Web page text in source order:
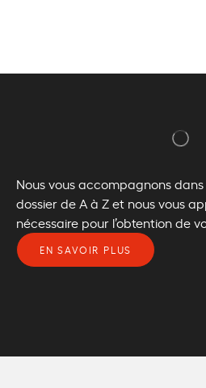
Nous vous accompagnons
dossier de A à Z et nous vous
nécessaire pour l’obtention de
EN SAVOIR PLUS